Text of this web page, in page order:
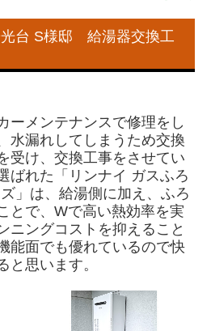
台 S様邸 給湯器交換工
ーメンテナンスで修理をし
水漏れしてしまうため交換
受け、交換工事をさせてい
ばれた「リンナイ ガスふろ
」は、給湯側に加え、ふろ
とで、Wで高い熱効率を実
ニングコストを抑えること
能面でも優れているので快
と思います。